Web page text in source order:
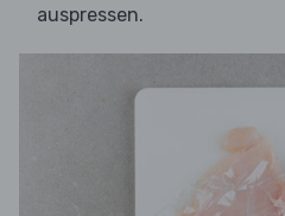
auspressen.